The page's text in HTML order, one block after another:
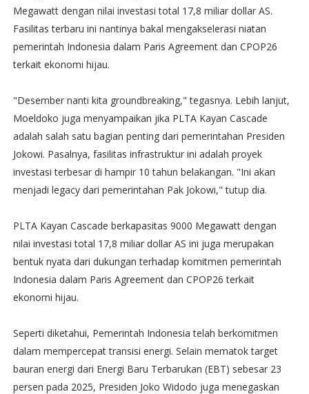
Megawatt dengan nilai investasi total 17,8 miliar dollar AS.
Fasilitas terbaru ini nantinya bakal mengakselerasi niatan
pemerintah Indonesia dalam Paris Agreement dan CPOP26
terkait ekonomi hijau.
"Desember nanti kita groundbreaking," tegasnya. Lebih lanjut,
Moeldoko juga menyampaikan jika PLTA Kayan Cascade
adalah salah satu bagian penting dari pemerintahan Presiden
Jokowi. Pasalnya, fasilitas infrastruktur ini adalah proyek
investasi terbesar di hampir 10 tahun belakangan. "Ini akan
menjadi legacy dari pemerintahan Pak Jokowi," tutup dia.
PLTA Kayan Cascade berkapasitas 9000 Megawatt dengan
nilai investasi total 17,8 miliar dollar AS ini juga merupakan
bentuk nyata dari dukungan terhadap komitmen pemerintah
Indonesia dalam Paris Agreement dan CPOP26 terkait
ekonomi hijau.
Seperti diketahui, Pemerintah Indonesia telah berkomitmen
dalam mempercepat transisi energi. Selain mematok target
bauran energi dari Energi Baru Terbarukan (EBT) sebesar 23
persen pada 2025, Presiden Joko Widodo juga menegaskan